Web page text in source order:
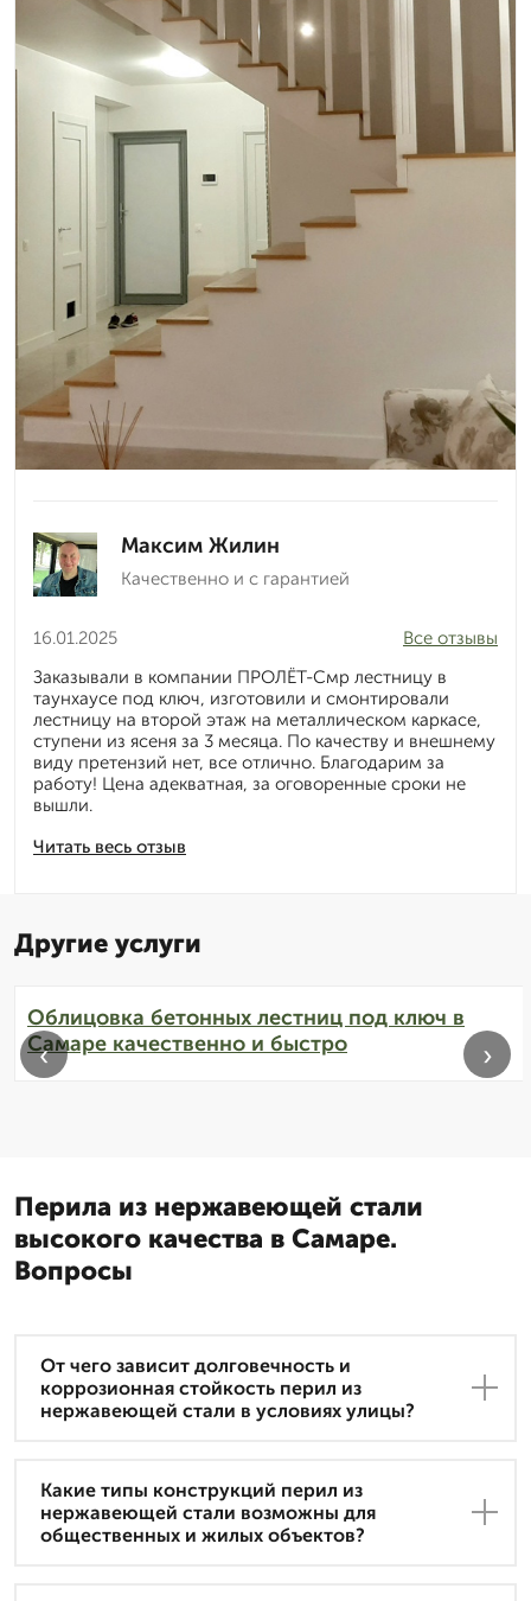
Максим Жилин
Качественно и с гарантией
16.01.2025
Читать весь отзыв
Все отзывы
Заказывали в компании ПРОЛЁТ-Смр лестницу в
таунхаусе под ключ, изготовили и смонтировали
лестницу на второй этаж на металлическом каркасе,
ступени из ясеня за 3 месяца. По качеству и внешнему
виду претензий нет, все отлично. Благодарим за
работу! Цена адекватная, за оговоренные сроки не
вышли.
Другие услуги
Облицовка бетонных лестниц под ключ в
Самаре качественно и быстро
‹ ›
Перила из нержавеющей стали
высокого качества в Самаре.
Вопросы
От чего зависит долговечность и
коррозионная стойкость перил из
нержавеющей стали в условиях улицы?
Какие типы конструкций перил из
нержавеющей стали возможны для
общественных и жилых объектов?